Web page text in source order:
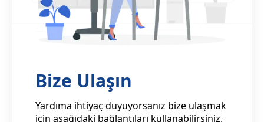
Bize Ulaşın
Yardıma ihtiyaç duyuyorsanız bize ulaşmak
için aşağıdaki bağlantıları kullanabilirsiniz.